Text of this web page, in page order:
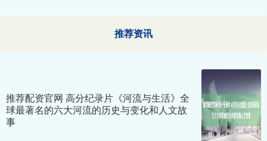
推荐资讯
推荐配资官网 高分纪录片《河流与生活》全
球最著名的六大河流的历史与变化和人文故
事